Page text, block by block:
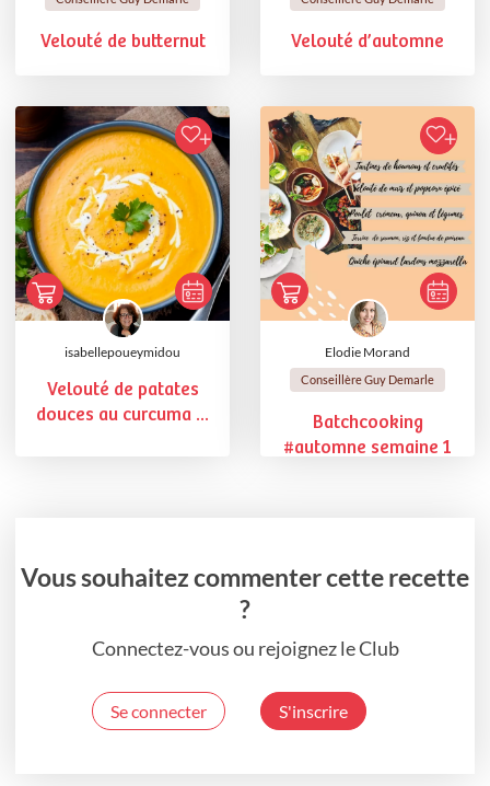
Velouté de butternut Velouté d’automne
isabellepoueymidou
Velouté de patates
douces au curcuma ...
Elodie Morand
Conseillère Guy Demarle
Batchcooking
#automne semaine 1
Vous souhaitez commenter cette recette
?
Connectez-vous ou rejoignez le Club
Se connecter S'inscrire